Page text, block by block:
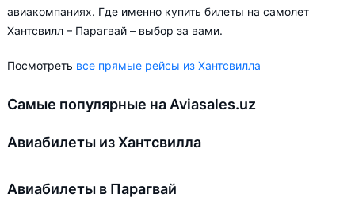
авиакомпаниях. Где именно купить билеты на самолет
Хантсвилл – Парагвай – выбор за вами.
Посмотреть все прямые рейсы из Хантсвилла
Самые популярные на Aviasales.uz
Авиабилеты из Хантсвилла
Авиабилеты в Парагвай